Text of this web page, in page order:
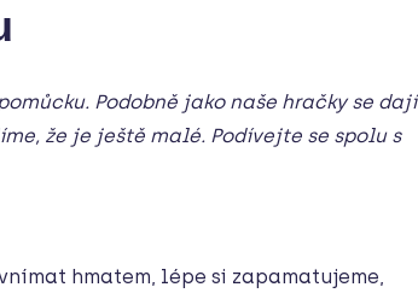
Podobně jako naše hračky se dají
že je ještě malé. Podívejte se spolu s
hmatem, lépe si zapamatujeme,